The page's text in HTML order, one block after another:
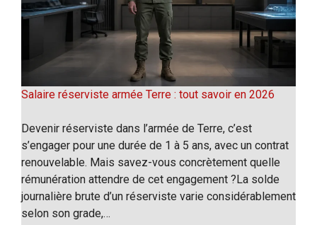
Salaire réserviste armée Terre : tout savoir en 2026
Devenir réserviste dans l’armée de Terre, c’est
s’engager pour une durée de 1 à 5 ans, avec un contrat
renouvelable. Mais savez-vous concrètement quelle
rémunération attendre de cet engagement ?La solde
journalière brute d’un réserviste varie considérablement
selon son grade,…